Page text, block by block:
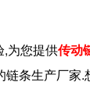
,为您提供传动
链条生产厂家